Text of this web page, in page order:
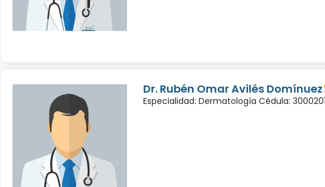
Dr. Rubén Omar Avilés Domínuez
Especialidad: Dermatología Cédula: